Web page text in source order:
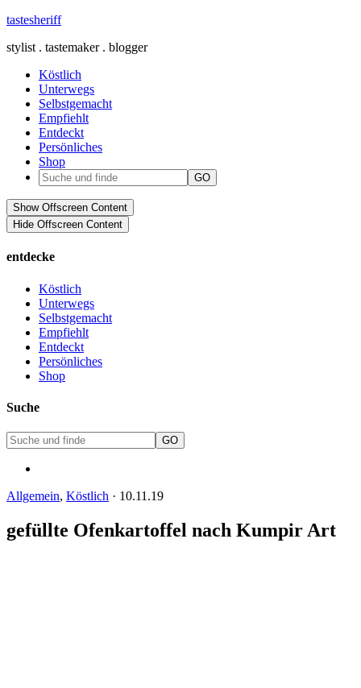
tastesheriff
stylist . tastemaker . blogger
Köstlich
Unterwegs
Selbstgemacht
Empfiehlt
Entdeckt
Persönliches
Shop
Show Offscreen Content
Hide Offscreen Content
entdecke
Köstlich
Unterwegs
Selbstgemacht
Empfiehlt
Entdeckt
Persönliches
Shop
Suche
Allgemein, Köstlich · 10.11.19
gefüllte Ofenkartoffel nach Kumpir Art